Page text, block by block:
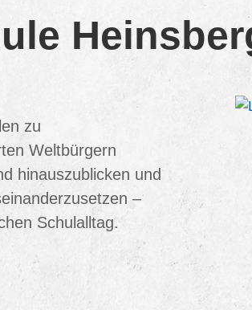
zu
Weltbürgern
hinauszublicken und
–
Schulalltag.